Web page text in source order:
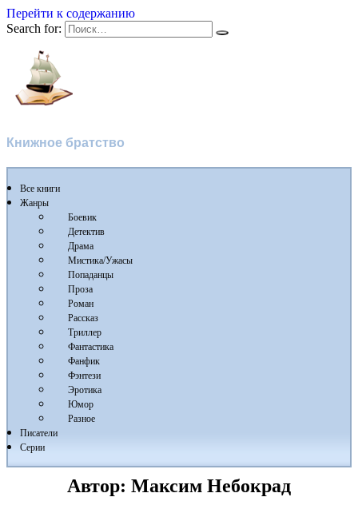
Перейти к содержанию
Search for:
Книжное братство
Все книги
Жанры
Боевик
Детектив
Драма
Мистика/Ужасы
Попаданцы
Проза
Роман
Рассказ
Триллер
Фантастика
Фанфик
Фэнтези
Эротика
Юмор
Разное
Писатели
Серии
Автор: Максим Небокрад